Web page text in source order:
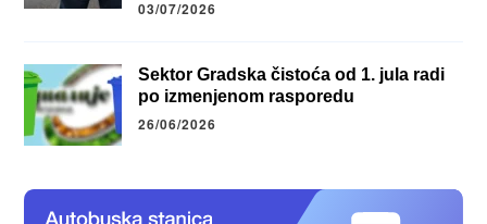
03/07/2026
Sektor Gradska čistoća od 1. jula radi
po izmenjenom rasporedu
26/06/2026